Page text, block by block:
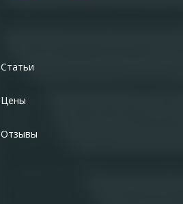
Статьи
Цены
Отзывы